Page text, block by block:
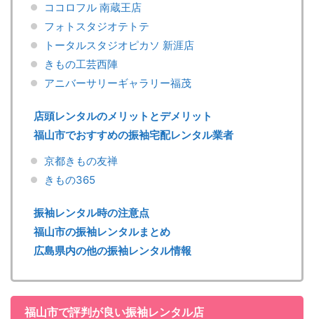
ココロフル 南蔵王店
フォトスタジオテトテ
トータルスタジオピカソ 新涯店
きもの工芸西陣
アニバーサリーギャラリー福茂
店頭レンタルのメリットとデメリット
福山市でおすすめの振袖宅配レンタル業者
京都きもの友禅
きもの365
振袖レンタル時の注意点
福山市の振袖レンタルまとめ
広島県内の他の振袖レンタル情報
福山市で評判が良い振袖レンタル店